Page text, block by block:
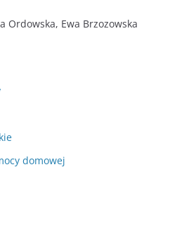
Ordowska, Ewa Brzozowska
domowej